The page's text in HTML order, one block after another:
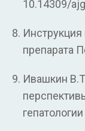
10.14309/
препарата
Ивашкин